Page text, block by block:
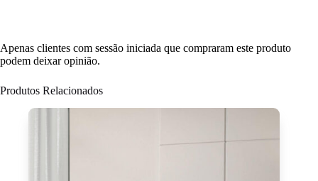
Apenas clientes com sessão iniciada que compraram este produto
podem deixar opinião.
Produtos Relacionados